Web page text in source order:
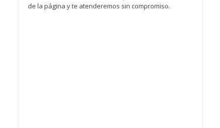
de la página y te atenderemos sin compromiso.